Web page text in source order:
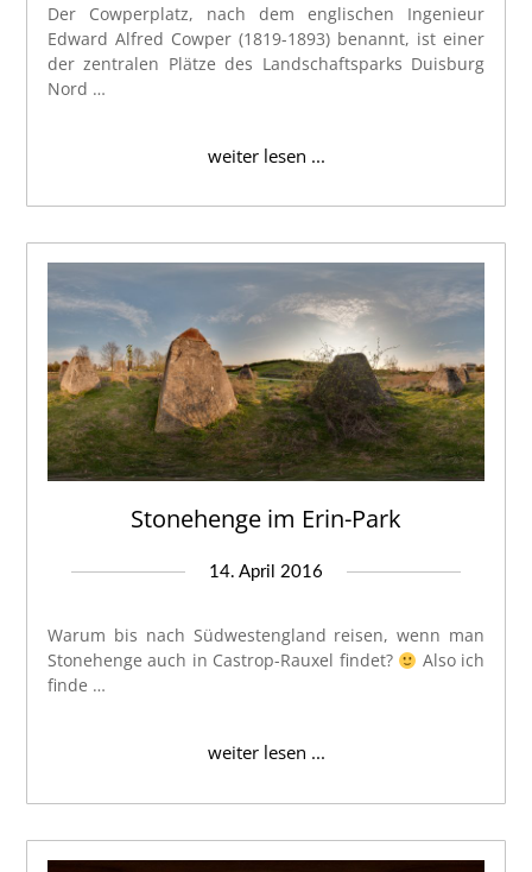
Der Cowperplatz, nach dem englischen Ingenieur
Edward Alfred Cowper (1819-1893) benannt, ist einer
der zentralen Plätze des Landschaftsparks Duisburg
Nord …
weiter lesen ...
Stonehenge im Erin-Park
14. April 2016
Warum bis nach Südwestengland reisen, wenn man
Stonehenge auch in Castrop-Rauxel findet?
Also ich
finde …
weiter lesen ...